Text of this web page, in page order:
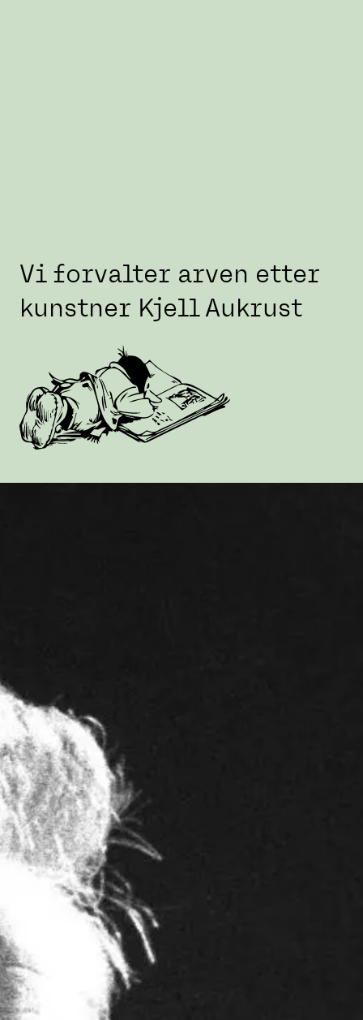
Vi forvalter arven etter
kunstner Kjell Aukrust